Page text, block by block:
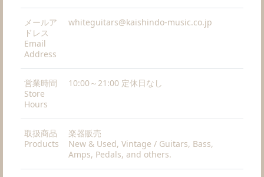
メールア
ドレス
Email
Address
whiteguitars@kaishindo-music.co.jp
営業時間
Store
Hours
10:00～21:00 定休日なし
取扱商品
Products
楽器販売
New & Used, Vintage / Guitars, Bass,
Amps, Pedals, and others.